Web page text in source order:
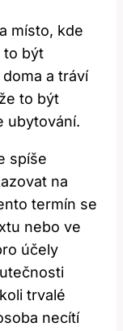
místo, kde
to být
a tráví
to být
ubytování.
spíše
na
termín se
nebo ve
účely
trvalé
necítí